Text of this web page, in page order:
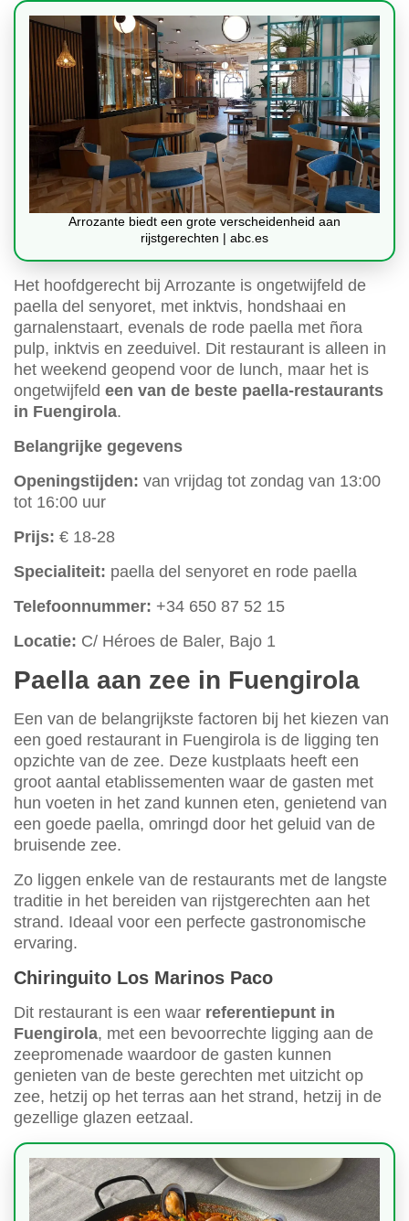
Arrozante biedt een grote verscheidenheid aan
rijstgerechten | abc.es
Het hoofdgerecht bij Arrozante is ongetwijfeld de
paella del senyoret, met inktvis, hondshaai en
garnalenstaart, evenals de rode paella met ñora
pulp, inktvis en zeeduivel. Dit restaurant is alleen in
het weekend geopend voor de lunch, maar het is
ongetwijfeld een van de beste paella-restaurants
in Fuengirola.
Belangrijke gegevens
Openingstijden: van vrijdag tot zondag van 13:00
tot 16:00 uur
Prijs: € 18-28
Specialiteit: paella del senyoret en rode paella
Telefoonnummer: +34 650 87 52 15
Locatie: C/ Héroes de Baler, Bajo 1
Paella aan zee in Fuengirola
Een van de belangrijkste factoren bij het kiezen van
een goed restaurant in Fuengirola is de ligging ten
opzichte van de zee. Deze kustplaats heeft een
groot aantal etablissementen waar de gasten met
hun voeten in het zand kunnen eten, genietend van
een goede paella, omringd door het geluid van de
bruisende zee.
Zo liggen enkele van de restaurants met de langste
traditie in het bereiden van rijstgerechten aan het
strand. Ideaal voor een perfecte gastronomische
ervaring.
Chiringuito Los Marinos Paco
Dit restaurant is een waar referentiepunt in
Fuengirola, met een bevoorrechte ligging aan de
zeepromenade waardoor de gasten kunnen
genieten van de beste gerechten met uitzicht op
zee, hetzij op het terras aan het strand, hetzij in de
gezellige glazen eetzaal.